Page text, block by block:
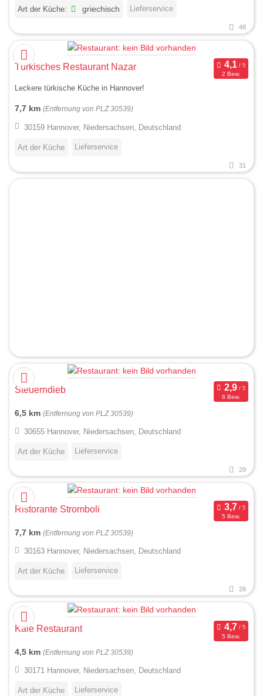
Art der Küche: griechisch Lieferservice
48
Türkisches Restaurant Nazar
2 Bew.
Leckere türkische Küche in Hannover!
7,7 km (Entfernung von PLZ 30539)
30159 Hannover, Niedersachsen, Deutschland
Art der Küche Lieferservice
31
Steuerndieb
6 Bew.
6,5 km (Entfernung von PLZ 30539)
30655 Hannover, Niedersachsen, Deutschland
Art der Küche Lieferservice
29
Ristorante Stromboli
5 Bew.
7,7 km (Entfernung von PLZ 30539)
30163 Hannover, Niedersachsen, Deutschland
Art der Küche Lieferservice
26
Kale Restaurant
5 Bew.
4,5 km (Entfernung von PLZ 30539)
30171 Hannover, Niedersachsen, Deutschland
Art der Küche Lieferservice